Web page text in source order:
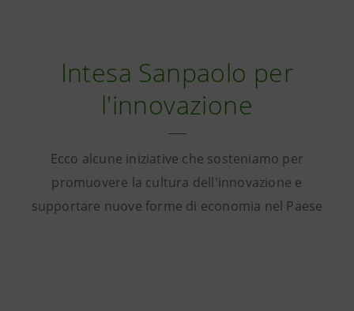
Intesa Sanpaolo per
l'innovazione
Ecco alcune iniziative che sosteniamo per
promuovere la cultura dell'innovazione e
supportare nuove forme di economia nel Paese